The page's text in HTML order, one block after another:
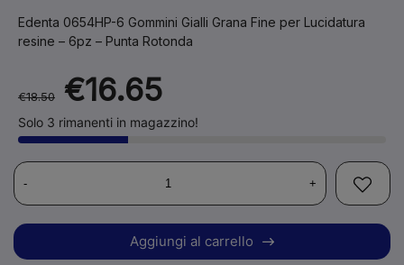
Edenta 0654HP-6 Gommini Gialli Grana Fine per Lucidatura
resine – 6pz – Punta Rotonda
€18.50 €16.65
Solo 3 rimanenti in magazzino!
- +
Aggiungi al carrello